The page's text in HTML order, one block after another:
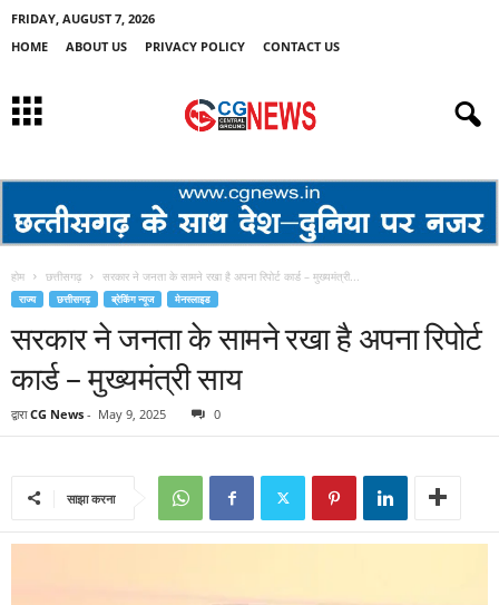
FRIDAY, AUGUST 7, 2026
HOME
ABOUT US PRIVACY POLICY CONTACT US
होम छत्तीसगढ़ सरकार ने जनता के सामने रखा है अपना रिपोर्ट कार्ड – मुख्यमंत्री...
राज्य छत्तीसगढ़ ब्रेकिंग न्यूज मेनस्लाइड
सरकार ने जनता के सामने रखा है अपना रिपोर्ट
कार्ड – मुख्यमंत्री साय
द्वारा CG News - May 9, 2025 0
साझा करना